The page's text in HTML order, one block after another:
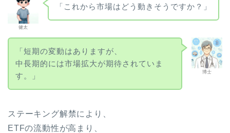
健太
「これから市場はどう動きそうですか？」
博士
「短期の変動はありますが、
中長期的には市場拡大が期待されていま
す。」
ステーキング解禁により、
ETFの流動性が高まり、